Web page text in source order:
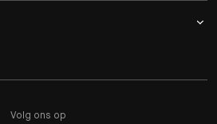
Volg ons op